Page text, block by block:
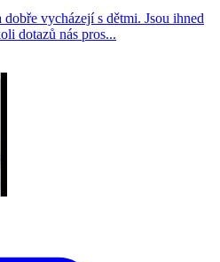
vycházejí s dětmi. Jsou ihned
dotazů nás pros...